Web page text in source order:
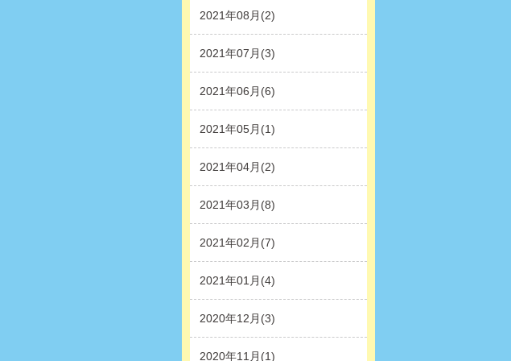
2021年08月(2)
2021年07月(3)
2021年06月(6)
2021年05月(1)
2021年04月(2)
2021年03月(8)
2021年02月(7)
2021年01月(4)
2020年12月(3)
2020年11月(1)